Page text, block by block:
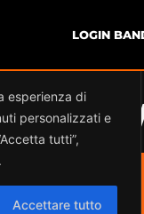
esperienza di
personalizzati e
tutti”,
Accettare tutto
LOGIN
-